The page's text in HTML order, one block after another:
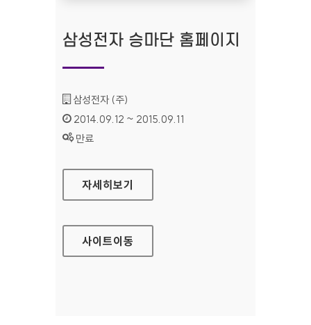
삼성전자 승마단 홈페이지
기관명 :
삼성전자 (주)
인증기간 :
2014.09.12 ~ 2015.09.11
상태 :
만료
삼성전자 승마단 홈페이지
자세히보기
사이트이동